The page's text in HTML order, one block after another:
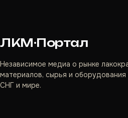
ЛКМ·Портал
Независимое медиа о рынке
материалов, сырья и оборудования
СНГ и мире.